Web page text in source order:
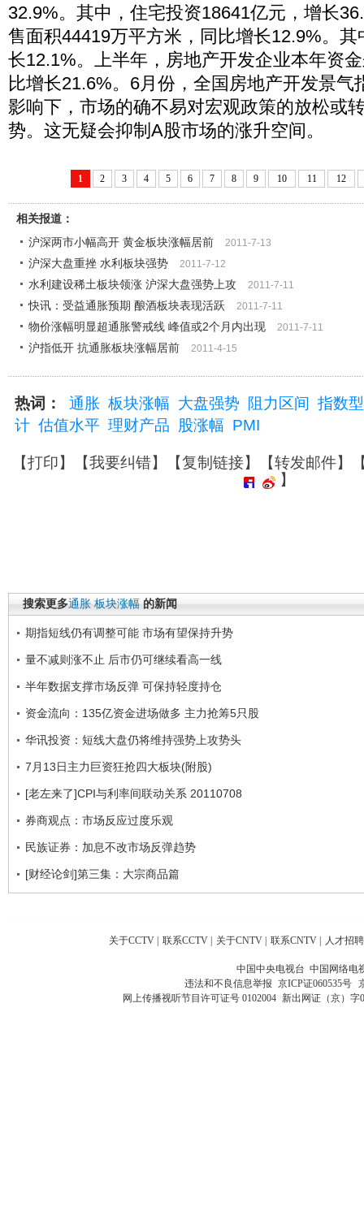
32.9%。其中，住宅投资18641亿元，增长
售面积44419万平方米，同比增长12.9%。
长12.1%。上半年，房地产开发企业本年资
比增长21.6%。6月份，全国房地产开发景气
影响下，市场的确不易对宏观政策的放松或
势。这无疑会抑制A股市场的涨升空间。
1 2 3 4 5 6 7 8 9 10 11 12
相关报道：
沪深两市小幅高开 黄金板块涨幅居前
2011-7-13
沪深大盘重挫 水利板块强势 2011-7-12
水利建设稀土板块领涨 沪深大盘强势上攻 2011-7-11
快讯：受益通胀预期 酿酒板块表现活跃 2011-7-11
物价涨幅明显超通胀警戒线 峰值或2个月内出现 2011-7-11
沪指低开 抗通胀板块涨幅居前 2011-4-15
热词： 通胀 板块涨幅 大盘强势 阻力区间
指数
计 估值水平 理财产品 股涨幅 PMI
【打印】【我要纠错】【复制链接】【转发邮件】
】
搜索更多通胀 板块涨幅 的新闻
期指短线仍有调整可能 市场有望保持升势
量不减则涨不止 后市仍可继续看高一线
半年数据支撑市场反弹 可保持轻度持仓
资金流向：135亿资金进场做多 主力抢筹5只股
华讯投资：短线大盘仍将维持强势上攻势头
7月13日主力巨资狂抢四大板块(附股)
[老左来了]CPI与利率间联动关系 20110708
券商观点：市场反应过度乐观
民族证券：加息不改市场反弹趋势
[财经论剑]第三集：大宗商品篇
关于CCTV | 联系CCTV | 关于CNTV | 联系CNTV | 人才招聘
中国中央电视台 中国网络电
违法和不良信息举报 京ICP证060535号
网上传播视听节目许可证号 0102004 新出网证（京）